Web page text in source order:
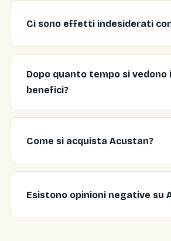
Ci sono effetti indesiderati
Dopo quanto tempo si vedono
benefici?
Come si acquista Acustan?
Esistono opinioni negative su